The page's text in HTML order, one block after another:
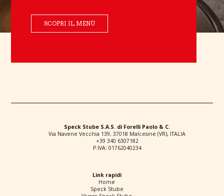
SCOPRI IL MENÙ
Speck Stube S.A.S. di Forelli Paolo & C.
Via Navene Vecchia 139, 37018 Malcesine (VR), ITALIA
+39 340 6307182
P.IVA: 01762040234
Link rapidi
Home
Speck Stube